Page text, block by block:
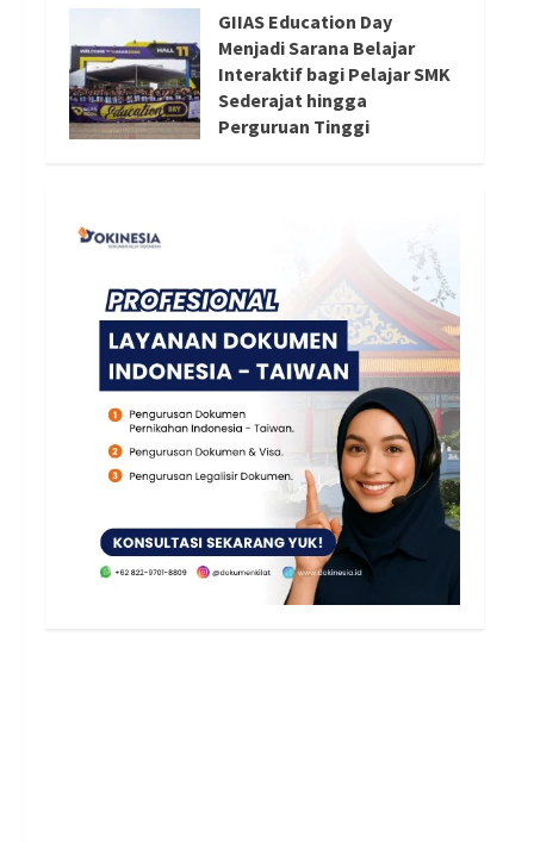
GIIAS Education Day
Menjadi Sarana Belajar
Interaktif bagi Pelajar SMK
Sederajat hingga
Perguruan Tinggi